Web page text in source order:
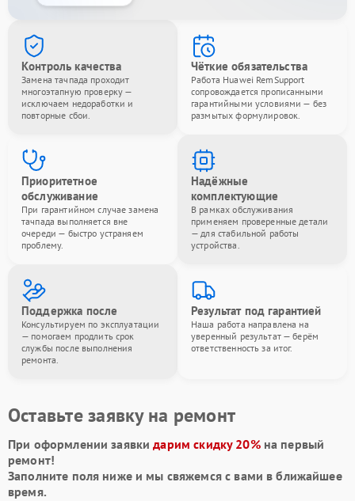
Контроль качества
Замена тачпада проходит
многоэтапную проверку —
исключаем недоработки и
повторные сбои.
Чёткие обязательства
Работа Huawei RemSupport
сопровождается прописанными
гарантийными условиями — без
размытых формулировок.
Приоритетное
обслуживание
При гарантийном случае замена
тачпада выполняется вне
очереди — быстро устраняем
проблему.
Надёжные
комплектующие
В рамках обслуживания
применяем проверенные детали
— для стабильной работы
устройства.
Поддержка после
Консультируем по эксплуатации
— помогаем продлить срок
службы после выполнения
ремонта.
Результат под гарантией
Наша работа направлена на
уверенный результат — берём
ответственность за итог.
Оставьте заявку на ремонт
При оформлении заявкидарим скидку 20%на первый
ремонт!
Заполните поля ниже и мы свяжемся с вами в ближайшее
время.